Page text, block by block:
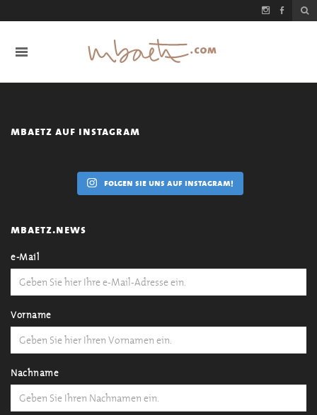
mbaetz auf instagram
folgen sie uns auf instagram!
mbaetz.news
e-Mail
Vorname
Nachname